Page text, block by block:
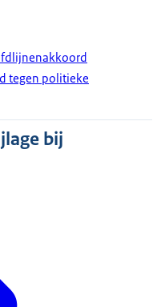
tegen politieke
bij